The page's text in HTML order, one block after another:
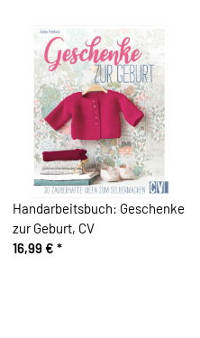
Handarbeitsbuch: Geschenke
zur Geburt, CV
16,99 € *